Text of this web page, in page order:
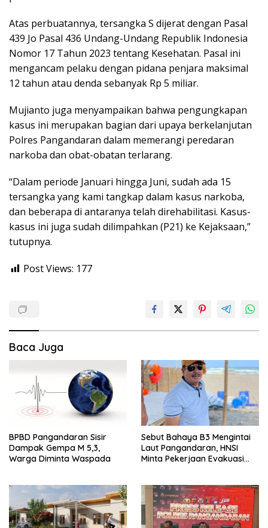
Atas perbuatannya, tersangka S dijerat dengan Pasal
439 Jo Pasal 436 Undang-Undang Republik Indonesia
Nomor 17 Tahun 2023 tentang Kesehatan. Pasal ini
mengancam pelaku dengan pidana penjara maksimal
12 tahun atau denda sebanyak Rp 5 miliar.
Mujianto juga menyampaikan bahwa pengungkapan
kasus ini merupakan bagian dari upaya berkelanjutan
Polres Pangandaran dalam memerangi peredaran
narkoba dan obat-obatan terlarang.
“Dalam periode Januari hingga Juni, sudah ada 15
tersangka yang kami tangkap dalam kasus narkoba,
dan beberapa di antaranya telah direhabilitasi. Kasus-
kasus ini juga sudah dilimpahkan (P21) ke Kejaksaan,”
tutupnya.
Post Views: 177
Baca Juga
BPBD Pangandaran Sisir
Dampak Gempa M 5,3,
Warga Diminta Waspada
Sebut Bahaya B3 Mengintai
Laut Pangandaran, HNSI
Minta Pekerjaan Evakuasi